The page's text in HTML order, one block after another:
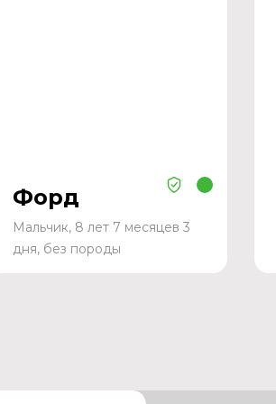
Форд
Мальчик, 8 лет 7 месяцев 3
дня, без породы